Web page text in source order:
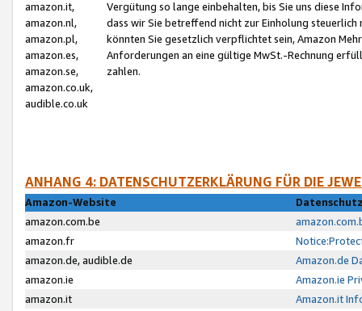
amazon.it,
amazon.nl,
amazon.pl,
amazon.es,
amazon.se,
amazon.co.uk,
audible.co.uk
Vergütung so lange einbehalten, bis Sie uns diese
dass wir Sie betreffend nicht zur Einholung
könnten Sie gesetzlich verpflichtet sein, Amazon
Anforderungen an eine gültige MwSt.-Rechnung
zahlen.
ANHANG 4: DATENSCHUTZERKLÄRUNG FÜR DIE
Amazon-Website
amazon.com.be
amazon.fr
amazon.de, audible.de
Amazon.de
amazon.ie
Amazon.ie
amazon.it
Amazon.it